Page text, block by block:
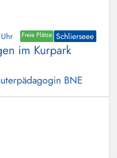
Freie Plätze Schlierseee
im Kurpark
BNE